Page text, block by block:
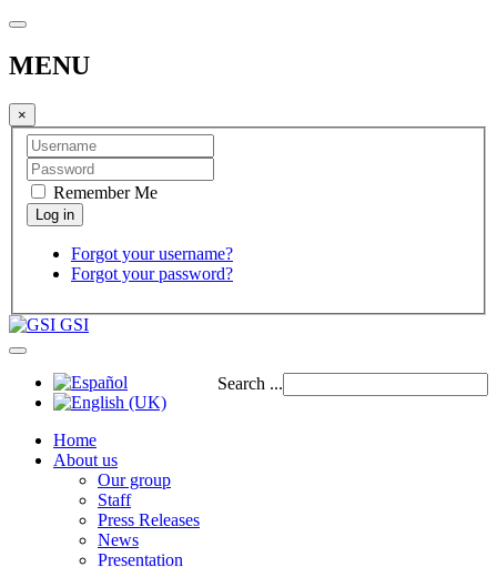
MENU
×
Remember Me
Forgot your username?
Forgot your password?
GSI
Search ...
Home
About us
Our group
Staff
Press Releases
News
Presentation